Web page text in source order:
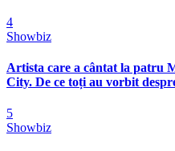
4
Showbiz
Artista care a cântat la patru
City. De ce toți au vorbit
5
Showbiz